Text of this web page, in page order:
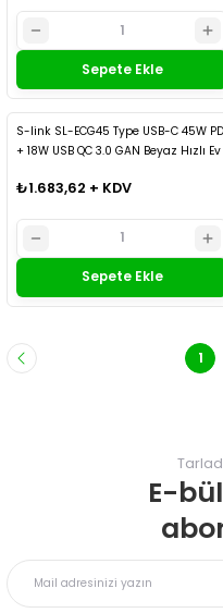
Sepete Ekle
S-link SL-ECG45 Type USB-C 45W PD
+ 18W USB QC 3.0 GAN Beyaz Hızlı Ev
₺1.683,62 + KDV
Sepete Ekle
1
E-